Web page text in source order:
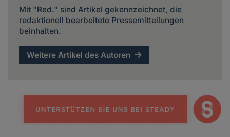
Mit "Red." sind Artikel gekennzeichnet, die
redaktionell bearbeitete Pressemitteilungen
beinhalten.
Weitere Artikel des Autoren